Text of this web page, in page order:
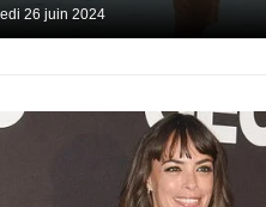
26 juin 2024